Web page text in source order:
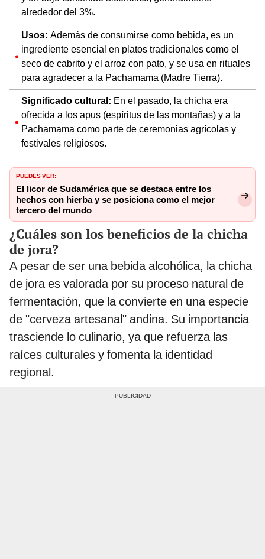
alrededor del 3%.
Usos: Además de consumirse como bebida, es un
ingrediente esencial en platos tradicionales como el
seco de cabrito y el arroz con pato, y se usa en rituales
para agradecer a la Pachamama (Madre Tierra).
Significado cultural: En el pasado, la chicha era
ofrecida a los apus (espíritus de las montañas) y a la
Pachamama como parte de ceremonias agrícolas y
festivales religiosos.
PUEDES VER:
El licor de Sudamérica que se destaca entre los
hechos con hierba y se posiciona como el mejor
tercero del mundo
¿Cuáles son los beneficios de la chicha
de jora?
A pesar de ser una bebida alcohólica, la chicha
de jora es valorada por su proceso natural de
fermentación, que la convierte en una especie
de "cerveza artesanal" andina. Su importancia
trasciende lo culinario, ya que refuerza las
raíces culturales y fomenta la identidad
regional.